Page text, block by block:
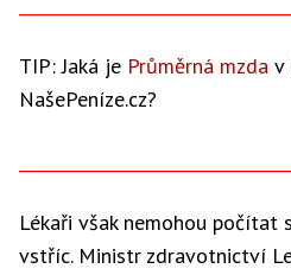
TIP: Jaká je Průměrná mzda v
NašePeníze.cz?
Lékaři však nemohou
vstříc. Ministr zdravotnictví